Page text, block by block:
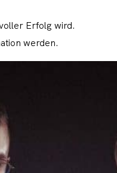
Erfolg wird.
werden.